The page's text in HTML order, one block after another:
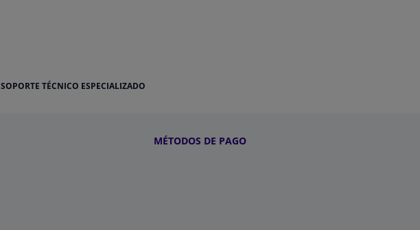
SOPORTE TÉCNICO ESPECIALIZADO
MÉTODOS DE PAGO